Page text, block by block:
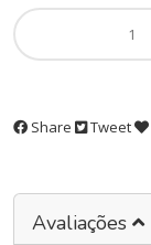
Share Tweet
Avaliações